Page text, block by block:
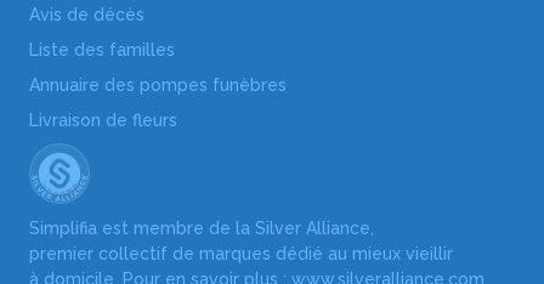
Avis de décès
Liste des familles
Annuaire des pompes funèbres
Livraison de fleurs
Simplifia est membre de la Silver Alliance,
premier collectif de marques dédié au mieux vieillir
à domicile. Pour en savoir plus : www.silveralliance.com